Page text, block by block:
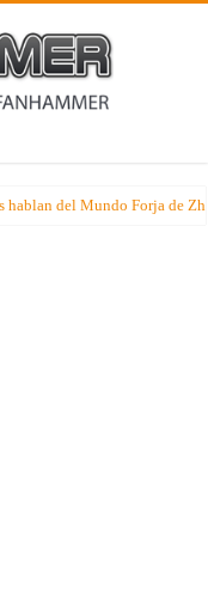
del Mundo Forja de